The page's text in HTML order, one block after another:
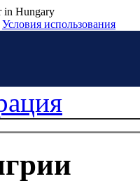
in Hungary
Условия использования